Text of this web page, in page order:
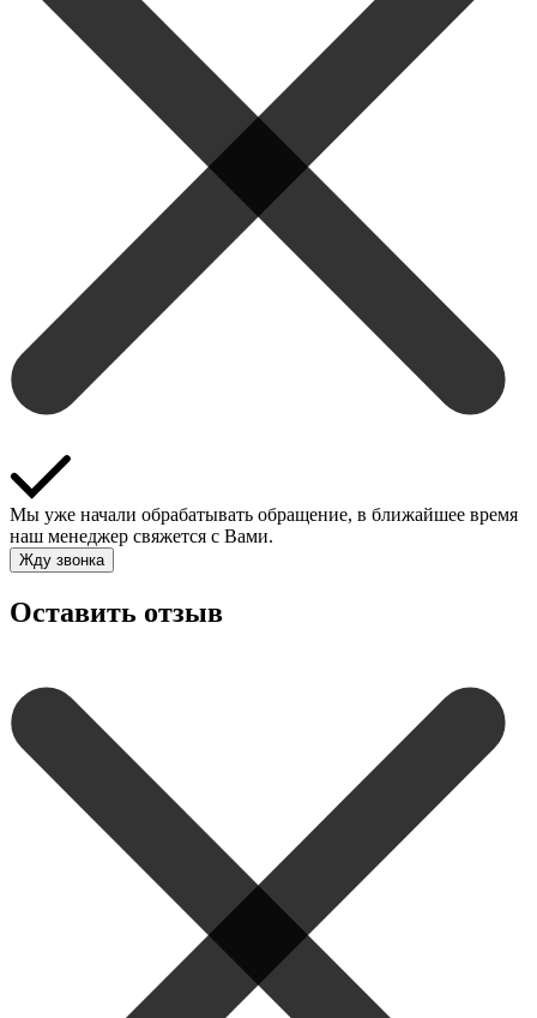
Мы уже начали обрабатывать обращение, в ближайшее время
наш менеджер свяжется с Вами.
Жду звонка
Оставить отзыв